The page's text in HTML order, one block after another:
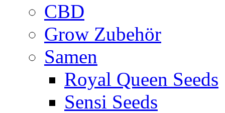
CBD
Grow Zubehör
Samen
Royal Queen Seeds
Sensi Seeds